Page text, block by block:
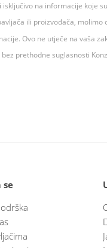
na informacije koje
ili proizvođača,
Ovo ne utječe na vaša
prethodne suglasnosti
se